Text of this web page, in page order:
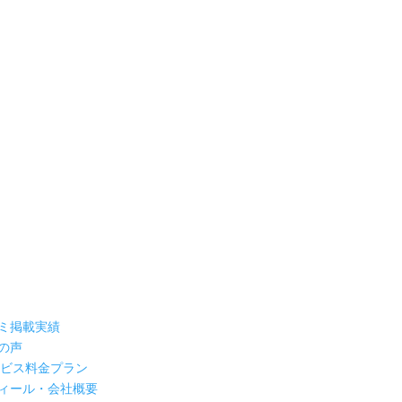
掲載実績
声
ス料金プラン
ール・会社概要